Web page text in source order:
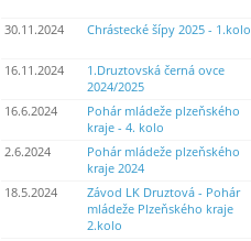
30.11.2024 Chrástecké šípy 2025 - 1.kolo
16.11.2024
1.Druztovská černá ovce
2024/2025
16.6.2024
Pohár mládeže plzeňského
kraje - 4. kolo
2.6.2024
Pohár mládeže plzeňského
kraje 2024
18.5.2024
Závod LK Druztová - Pohár
mládeže Plzeňského kraje
2.kolo